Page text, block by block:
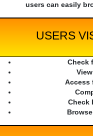
users can easily
USERS
Check
Access
Check